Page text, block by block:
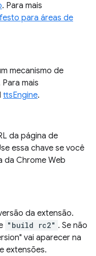
. Para mais
para áreas de
mecanismo de
mais
ttsEngine.
da página de
essa chave se você
da Chrome Web
da extensão.
"build rc2" . Se não
vai aparecer na
extensões.